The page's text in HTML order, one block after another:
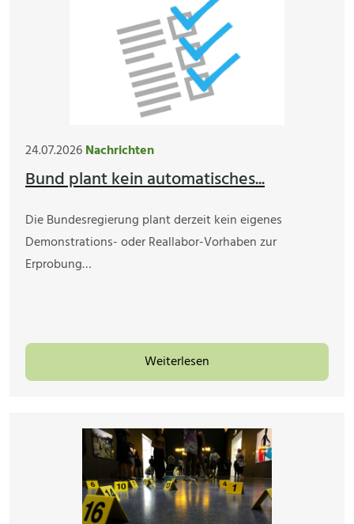
24.07.2026Nachrichten
Bund plant kein automatisches...
Die Bundesregierung plant derzeit kein eigenes
Demonstrations- oder Reallabor-Vorhaben zur
Erprobung…
Weiterlesen